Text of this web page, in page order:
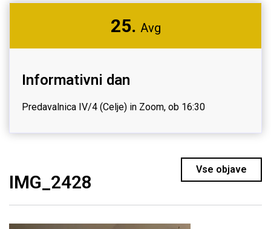
25. Avg
Informativni dan
Predavalnica IV/4 (Celje) in Zoom, ob 16:30
Vse objave
IMG_2428